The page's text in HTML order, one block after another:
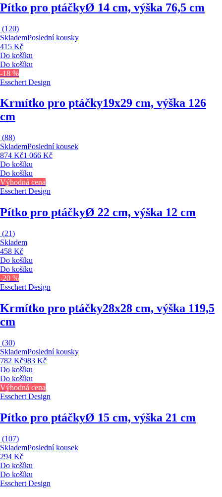
Pítko pro ptáčkyØ 14 cm, výška 76,5 cm
(120)
SklademPoslední kousky
415 Kč
Do košíku
Do košíku
-18 %
Esschert Design
Krmítko pro ptáčky19x29 cm, výška 126
cm
(88)
SklademPoslední kousek
874 Kč1 066 Kč
Do košíku
Do košíku
Výhodná cena
Esschert Design
Pítko pro ptáčkyØ 22 cm, výška 12 cm
(21)
Skladem
458 Kč
Do košíku
Do košíku
-20 %
Esschert Design
Krmítko pro ptáčky28x28 cm, výška 119,5
cm
(30)
SklademPoslední kousky
782 Kč983 Kč
Do košíku
Do košíku
Výhodná cena
Esschert Design
Pítko pro ptáčkyØ 15 cm, výška 21 cm
(107)
SklademPoslední kousek
294 Kč
Do košíku
Do košíku
Esschert Design